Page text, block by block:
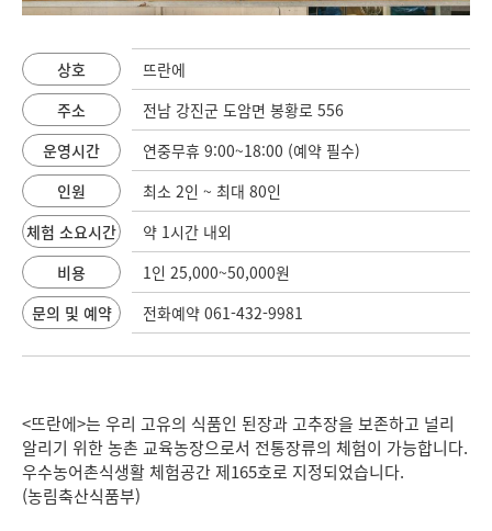
상호
뜨란에
주소
전남 강진군 도암면 봉황로 556
운영시간
연중무휴 9:00~18:00 (예약 필수)
인원
최소 2인 ~ 최대 80인
체험 소요시간
약 1시간 내외
비용
1인 25,000~50,000원
문의 및 예약
전화예약 061-432-9981
<뜨란에>는 우리 고유의 식품인 된장과 고추장을 보존하고 널리
알리기 위한 농촌 교육농장으로서 전통장류의 체험이 가능합니다.
우수농어촌식생활 체험공간 제165호로 지정되었습니다.
(농림축산식품부)